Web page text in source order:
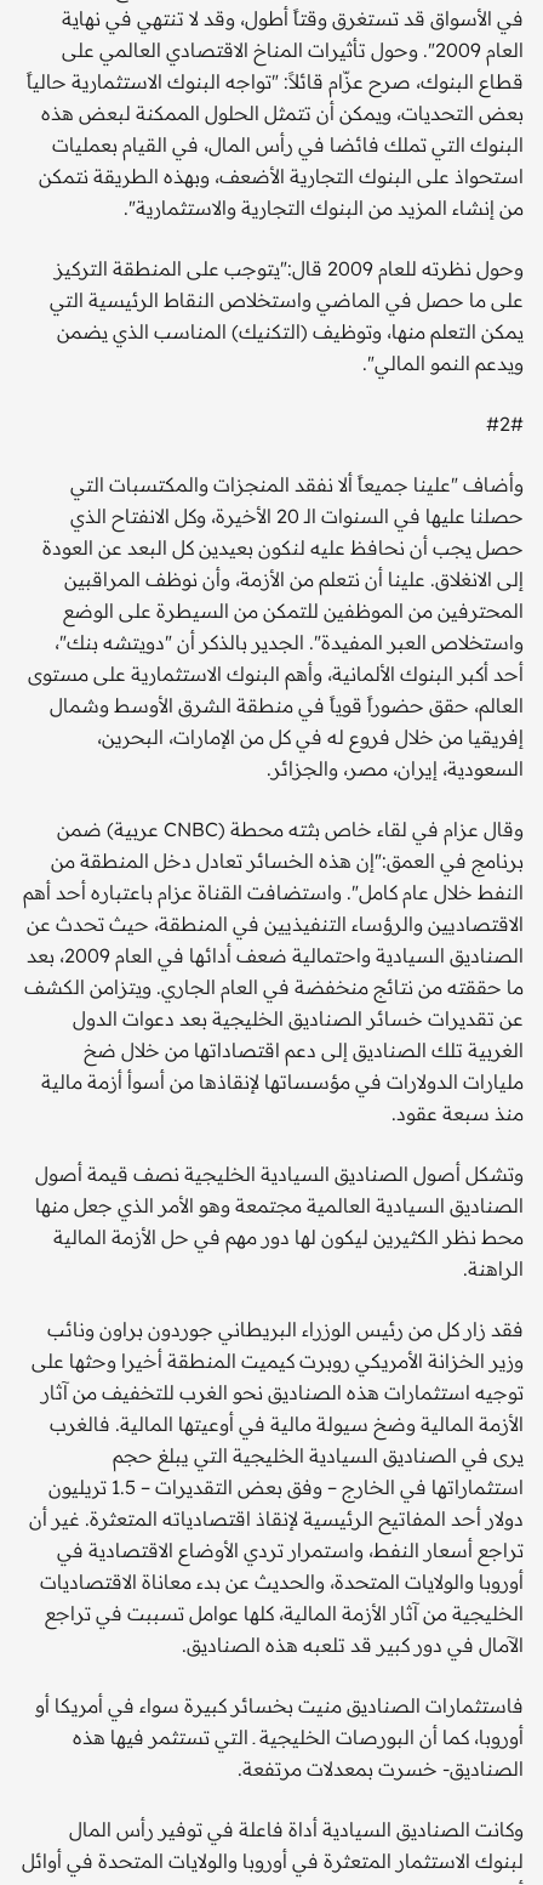
في الأسواق قد تستغرق وقتاً أطول، وقد لا تنتهي في نهاية
العام 2009". وحول تأثيرات المناخ الاقتصادي العالمي على
قطاع البنوك، صرح عزّام قائلاً: "تواجه البنوك الاستثمارية حالياً
بعض التحديات، ويمكن أن تتمثل الحلول الممكنة لبعض هذه
البنوك التي تملك فائضا في رأس المال، في القيام بعمليات
استحواذ على البنوك التجارية الأضعف، وبهذه الطريقة نتمكن
من إنشاء المزيد من البنوك التجارية والاستثمارية".
وحول نظرته للعام 2009 قال:"يتوجب على المنطقة التركيز
على ما حصل في الماضي واستخلاص النقاط الرئيسية التي
يمكن التعلم منها، وتوظيف (التكنيك) المناسب الذي يضمن
ويدعم النمو المالي".
#2#
وأضاف "علينا جميعاً ألا نفقد المنجزات والمكتسبات التي
حصلنا عليها في السنوات الـ 20 الأخيرة، وكل الانفتاح الذي
حصل يجب أن نحافظ عليه لنكون بعيدين كل البعد عن العودة
إلى الانغلاق. علينا أن نتعلم من الأزمة، وأن نوظف المراقبين
المحترفين من الموظفين للتمكن من السيطرة على الوضع
واستخلاص العبر المفيدة". الجدير بالذكر أن "دويتشه بنك"،
أحد أكبر البنوك الألمانية، وأهم البنوك الاستثمارية على مستوى
العالم، حقق حضوراً قوياً في منطقة الشرق الأوسط وشمال
إفريقيا من خلال فروع له في كل من الإمارات، البحرين،
السعودية، إيران، مصر، والجزائر.
وقال عزام في لقاء خاص بثته محطة (CNBC عربية) ضمن
برنامج في العمق:"إن هذه الخسائر تعادل دخل المنطقة من
النفط خلال عام كامل". واستضافت القناة عزام باعتباره أحد أهم
الاقتصاديين والرؤساء التنفيذيين في المنطقة، حيث تحدث عن
الصناديق السيادية واحتمالية ضعف أدائها في العام 2009، بعد
ما حققته من نتائج منخفضة في العام الجاري. ويتزامن الكشف
عن تقديرات خسائر الصناديق الخليجية بعد دعوات الدول
الغربية تلك الصناديق إلى دعم اقتصاداتها من خلال ضخ
مليارات الدولارات في مؤسساتها لإنقاذها من أسوأ أزمة مالية
منذ سبعة عقود.
وتشكل أصول الصناديق السيادية الخليجية نصف قيمة أصول
الصناديق السيادية العالمية مجتمعة وهو الأمر الذي جعل منها
محط نظر الكثيرين ليكون لها دور مهم في حل الأزمة المالية
الراهنة.
فقد زار كل من رئيس الوزراء البريطاني جوردون براون ونائب
وزير الخزانة الأمريكي روبرت كيميت المنطقة أخيرا وحثها على
توجيه استثمارات هذه الصناديق نحو الغرب للتخفيف من آثار
الأزمة المالية وضخ سيولة مالية في أوعيتها المالية. فالغرب
يرى في الصناديق السيادية الخليجية التي يبلغ حجم
استثماراتها في الخارج – وفق بعض التقديرات – 1.5 تريليون
دولار أحد المفاتيح الرئيسية لإنقاذ اقتصادياته المتعثرة. غير أن
تراجع أسعار النفط، واستمرار تردي الأوضاع الاقتصادية في
أوروبا والولايات المتحدة، والحديث عن بدء معاناة الاقتصاديات
الخليجية من آثار الأزمة المالية، كلها عوامل تسببت في تراجع
الآمال في دور كبير قد تلعبه هذه الصناديق.
فاستثمارات الصناديق منيت بخسائر كبيرة سواء في أمريكا أو
أوروبا، كما أن البورصات الخليجية ـ التي تستثمر فيها هذه
الصناديق- خسرت بمعدلات مرتفعة.
وكانت الصناديق السيادية أداة فاعلة في توفير رأس المال
لبنوك الاستثمار المتعثرة في أوروبا والولايات المتحدة في أوائل